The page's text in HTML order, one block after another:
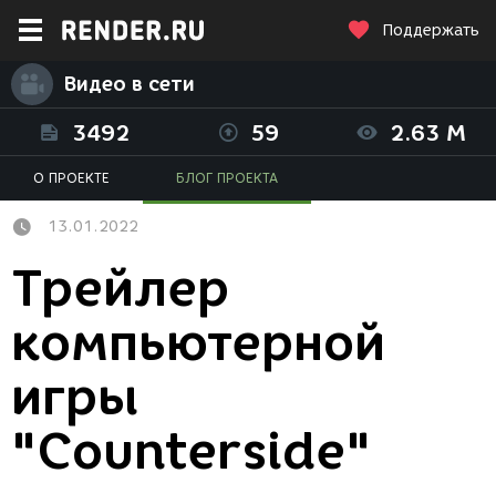
Поддержать
Видео в сети
3492 59 2.63 M
О ПРОЕКТЕ БЛОГ ПРОЕКТА
13.01.2022
Трейлер
компьютерной
игры
"Counterside"